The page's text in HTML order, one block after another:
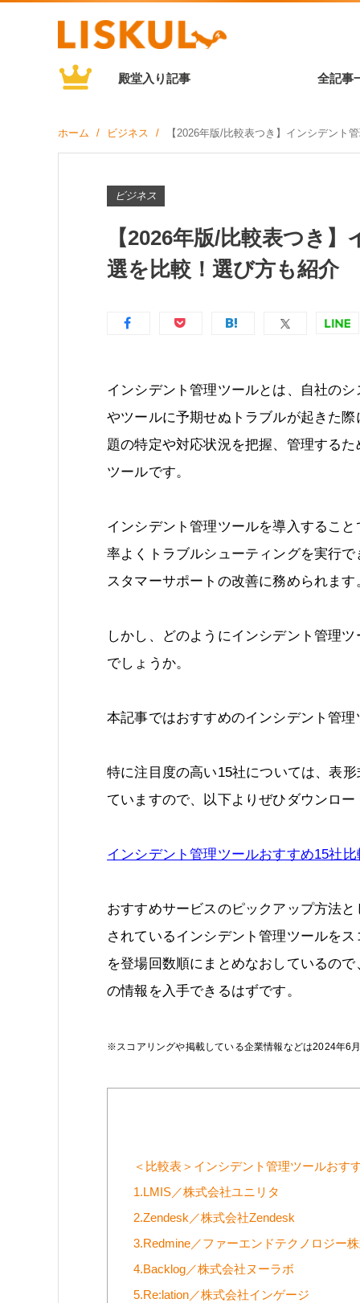
殿堂入り記事 全記事
ホーム ビジネス 【2026年版/比較表つき】インシデント
ビジネス
【2026年版/比較表つき
選を比較！選び方も紹介
インシデント管理ツールとは、自社のシ
やツールに予期せぬトラブルが起きた際
題の特定や対応状況を把握、管理するた
ツールです。
インシデント管理ツールを導入すること
率よくトラブルシューティングを実行で
スタマーサポートの改善に務められます
しかし、どのようにインシデント管理
でしょうか。
本記事ではおすすめのインシデント管
特に注目度の高い15社については、表
ていますので、以下よりぜひダウンロ
インシデント管理ツールおすすめ15社比
おすすめサービスのピックアップ方法
されているインシデント管理ツールを
を登場回数順にまとめなおしているの
の情報を入手できるはずです。
※スコアリングや掲載している企業情報などは2024年6
＜比較表＞インシデント管理ツールおす
1.LMIS／株式会社ユニリタ
2.Zendesk／株式会社Zendesk
3.Redmine／ファーエンドテクノロジー
4.Backlog／株式会社ヌーラボ
5.Re:lation／株式会社インゲージ